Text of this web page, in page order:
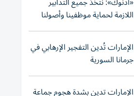
اللازمة لحماية موظفينا وأصولنا
وعملياتنا
الإمارات تُدين التفجير الإرهابي في
جرمانا السورية
الإمارات تدين بشدة هجوم جماعة